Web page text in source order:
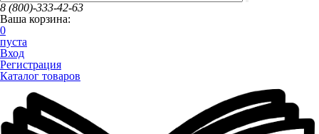
8 (800)-333-42-63
Ваша корзина:
0
пуста
Вход
Регистрация
Каталог товаров